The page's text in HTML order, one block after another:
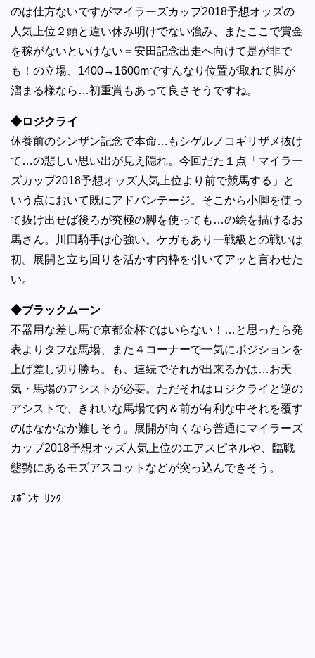
のは仕方ないですがマイラーズカップ2018予想オッズの
人気上位２頭と違い休み明けでない強み、またここで賞金
を稼がないといけない＝安田記念出走へ向けて是が非で
も！の立場、1400→1600mですんなり位置が取れて脚が
溜まる様なら…初重賞もあって良さそうですね。
◆ロジクライ
休養前のシンザン記念で本命…もシゲルノコギリザメ抜け
て…の悲しい思い出が見え隠れ。今回だた１点「マイラー
ズカップ2018予想オッズ人気上位より前で競馬する」と
いう点において既にアドバンテージ。そこから小脚を使っ
て抜け出せば後ろが究極の脚を使っても…の絵を描けるお
馬さん。川田騎手は心強い。ケガもあり一戦級との戦いは
初。展開と立ち回りを活かす内枠を引いてアッと言わせた
い。
◆ブラックムーン
不器用な差し馬で京都金杯ではいらない！…と思ったら発
表よりタフな馬場、また４コーナーで一気にポジションを
上げ差し切り勝ち。も、連続でそれが出来るかは…お天
気・馬場のアシストが必要。ただそれはロジクライと逆の
アシストで、きれいな馬場で内＆前が有利な中それを覆す
のはなかなか難しそう。展開が向くなら普通にマイラーズ
カップ2018予想オッズ人気上位のエアスピネルや、臨戦
態勢にあるモズアスコットなどが突っ込んできそう。
ｽﾎﾟﾝｻｰﾘﾝｸ